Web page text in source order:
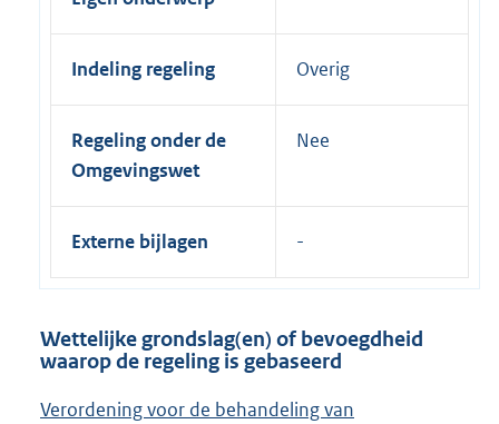
Indeling regeling Overig
Regeling onder de
Omgevingswet
Nee
Externe bijlagen
Wettelijke grondslag(en) of bevoegdheid
waarop de regeling is gebaseerd
Verordening voor de behandeling van